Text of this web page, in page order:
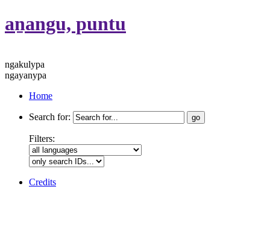
aṉangu, puntu
ngakulypa
ngayanypa
Home
Search for:
Filters:
Credits